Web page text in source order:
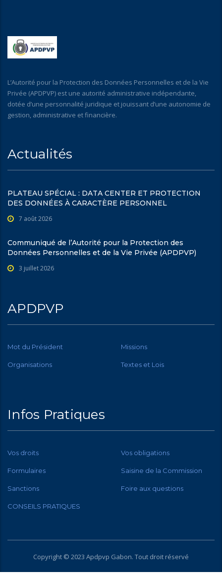
L’Autorité pour la Protection des Données Personnelles et de la Vie
Privée (APDPVP) est une autorité administrative indépendante,
dotée d’une personnalité juridique et jouissant d’une autonomie de
gestion, administrative et financière.
Actualités
PLATEAU SPÉCIAL : DATA CENTER ET PROTECTION
DES DONNÉES À CARACTÈRE PERSONNEL
7 août 2026
Communiqué de l’Autorité pour la Protection des
Données Personnelles et de la Vie Privée (APDPVP)
3 juillet 2026
APDPVP
Mot du Président Missions
Organisations Textes et Lois
Infos Pratiques
Vos droits Vos obligations
Formulaires Saisine de la Commission
Sanctions Foire aux questions
CONSEILS PRATIQUES
Copyright © 2023 Apdpvp Gabon. Tout droit réservé